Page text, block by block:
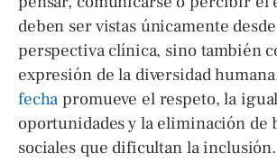
deben ser vistas únicamente
perspectiva clínica, sino también
expresión de la diversidad
fechapromueve el respeto, la
oportunidades y la eliminación de
sociales que dificultan la inclusión.